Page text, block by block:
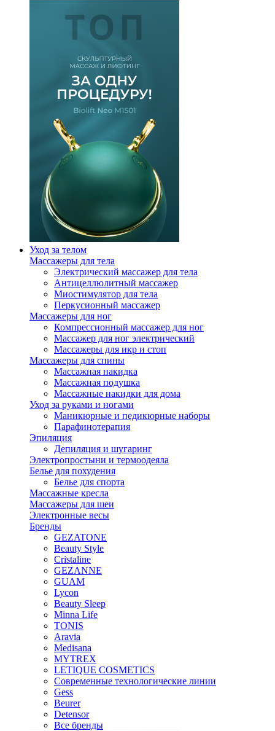
Уход за телом
Массажеры для тела
Электрический массажер для тела
Антицеллюлитный массажер
Миостимулятор для тела
Перкусионный массажер
Массажеры для ног
Компрессионный массажер для ног
Массажер для ног электрический
Массажеры для икр и стоп
Массажеры для спины
Массажная накидка
Массажная подушка
Массажные накидки для дома
Уход за руками и ногами
Маникюрные и педикюрные наборы
Парафинотерапия
Эпиляция
Депиляция и шугаринг
Электропростыни и термоодеяла
Белье для похудения
Белье для спорта
Массажные кресла
Массажеры для шеи
Электронные весы
Бренды
GEZATONE
Beauty Style
Cristaline
GEZANNE
GUAM
Lycon
Beauty Sleep
Minna Life
TONIS
Aravia
Medisana
MYTREX
LETIQUE COSMETICS
Современные технологические линии
Gess
Beurer
Detensor
Все бренды